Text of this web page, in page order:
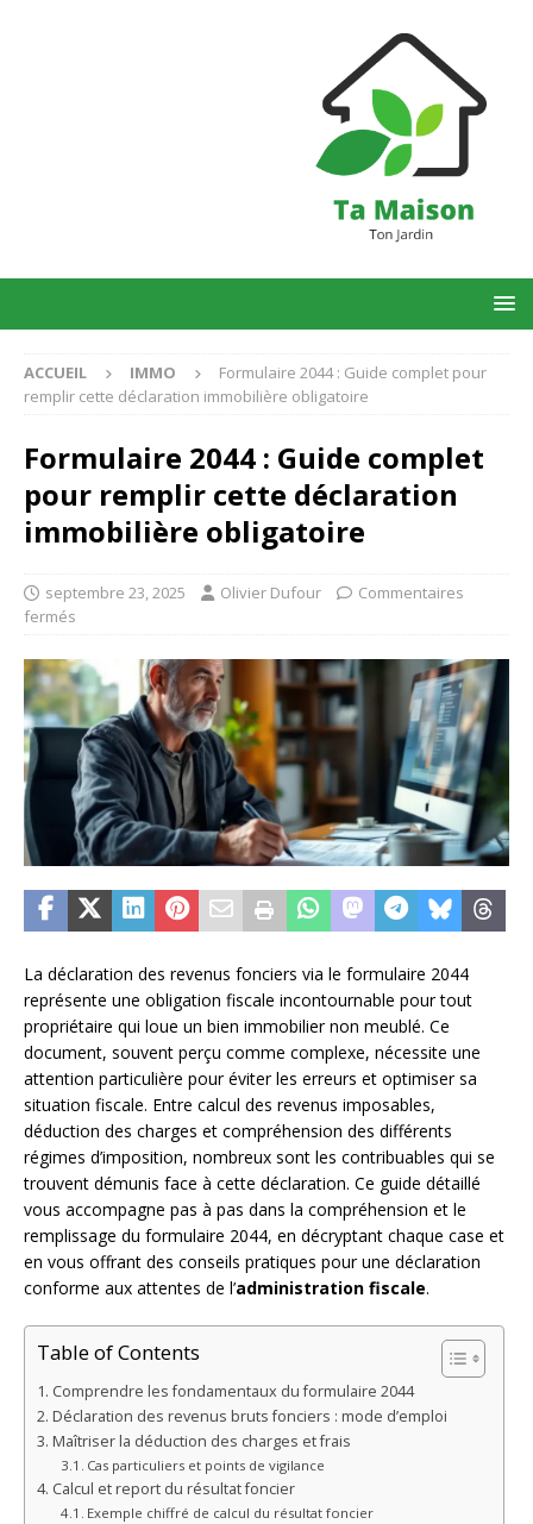
ACCUEIL IMMO
Formulaire 2044 : Guide complet pour
remplir cette déclaration immobilière obligatoire
Formulaire 2044 : Guide complet
pour remplir cette déclaration
immobilière obligatoire
septembre 23, 2025 Olivier Dufour
Commentaires
fermés
La déclaration des revenus fonciers via le formulaire 2044
représente une obligation fiscale incontournable pour tout
propriétaire qui loue un bien immobilier non meublé. Ce
document, souvent perçu comme complexe, nécessite une
attention particulière pour éviter les erreurs et optimiser sa
situation fiscale. Entre calcul des revenus imposables,
déduction des charges et compréhension des différents
régimes d’imposition, nombreux sont les contribuables qui se
trouvent démunis face à cette déclaration. Ce guide détaillé
vous accompagne pas à pas dans la compréhension et le
remplissage du formulaire 2044, en décryptant chaque case et
en vous offrant des conseils pratiques pour une déclaration
conforme aux attentes de l’administration fiscale.
Table of Contents
Comprendre les fondamentaux du formulaire 2044
Déclaration des revenus bruts fonciers : mode d’emploi
Maîtriser la déduction des charges et frais
Cas particuliers et points de vigilance
Calcul et report du résultat foncier
Exemple chiffré de calcul du résultat foncier